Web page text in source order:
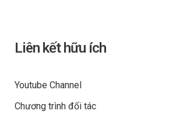
Liên kết hữu ích
Youtube Channel
Chương trình đối tác